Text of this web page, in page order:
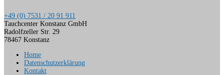
+49 (0) 7531 / 20 91 911
Tauchcenter Konstanz GmbH
Radolfzeller Str. 29
78467 Konstanz
Home
Datenschutzerklärung
Kontakt